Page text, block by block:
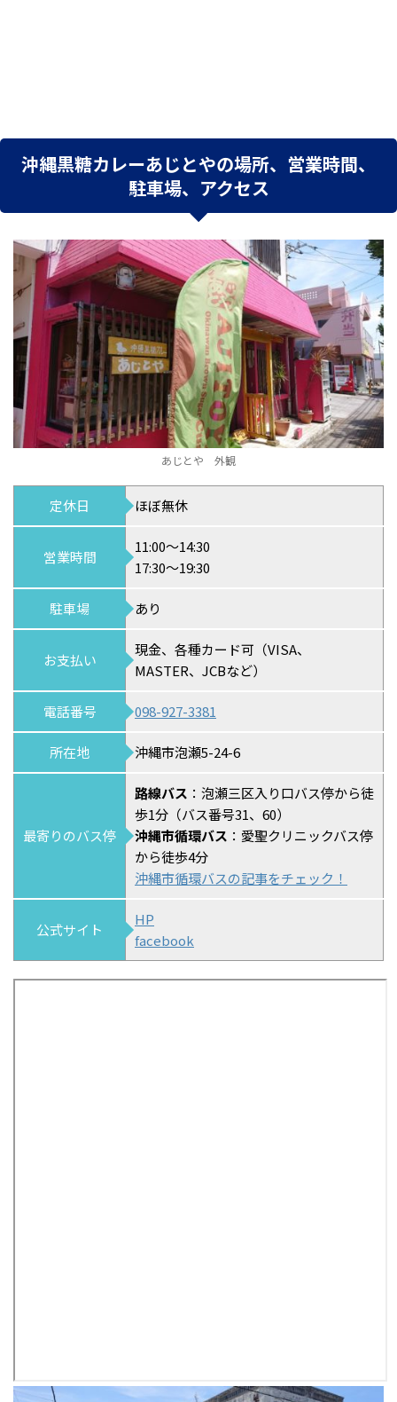
沖縄黒糖カレーあじとやの場所、営業時間、
駐車場、アクセス
あじとや 外観
定休日 ほぼ無休
営業時間
11:00～14:30
17:30～19:30
駐車場 あり
お支払い
現金、各種カード可（VISA、
MASTER、JCBなど）
電話番号 098-927-3381
所在地 沖縄市泡瀬5-24-6
最寄りのバス停
路線バス ：泡瀬三区入り口バス停から徒
歩1分（バス番号31、60）
沖縄市循環バス ：愛聖クリニックバス停
から徒歩4分
沖縄市循環バスの記事をチェック！
公式サイト
HP
facebook